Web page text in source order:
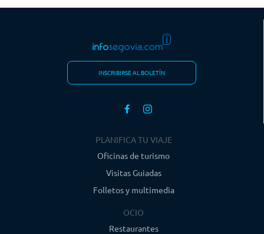
INSCRIBIRSE AL BOLETÍN
PLANIFICA TU VIAJE
Oficinas de turismo
Visitas Guiadas
Folletos y multimedia
OCIO
Restaurantes